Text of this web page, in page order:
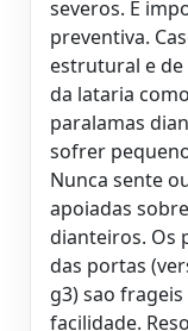
severos. É
preventiva.
estrutural e de
da lataria
paralamas
sofrer
Nunca sente
apoiadas
dianteiros. Os
das portas
g3) sao
facilidade.